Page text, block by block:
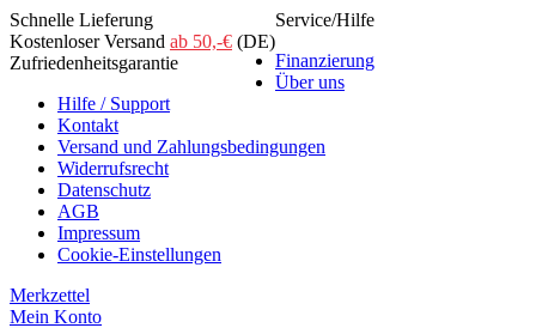
Schnelle Lieferung
Kostenloser Versand ab 50,-€ (DE)
Zufriedenheitsgarantie
Service/Hilfe
Finanzierung
Über uns
Hilfe / Support
Kontakt
Versand und Zahlungsbedingungen
Widerrufsrecht
Datenschutz
AGB
Impressum
Cookie-Einstellungen
Merkzettel
Mein Konto